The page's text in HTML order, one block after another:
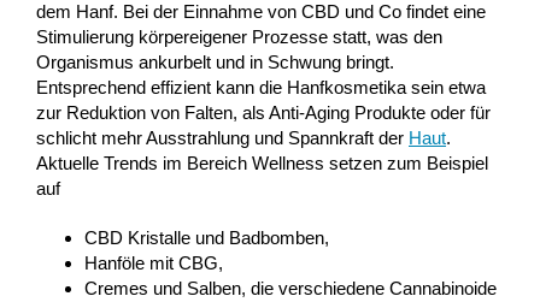
dem Hanf. Bei der Einnahme von CBD und Co findet eine
Stimulierung körpereigener Prozesse statt, was den
Organismus ankurbelt und in Schwung bringt.
Entsprechend effizient kann die Hanfkosmetika sein etwa
zur Reduktion von Falten, als Anti-Aging Produkte oder für
schlicht mehr Ausstrahlung und Spannkraft der Haut.
Aktuelle Trends im Bereich Wellness setzen zum Beispiel
auf
CBD Kristalle und Badbomben,
Hanföle mit CBG,
Cremes und Salben, die verschiedene Cannabinoide